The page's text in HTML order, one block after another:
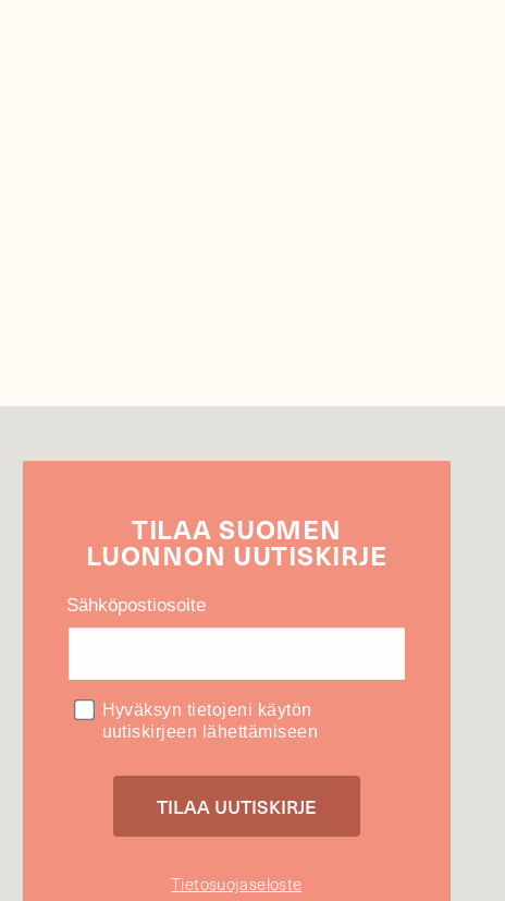
TILAASUOMEN
LUONNON UUTIS­KIRJE
Sähköpostiosoite
Hyväksyn tietojeni käytön
uutiskirjeen lähettämiseen
Tietosuojaseloste